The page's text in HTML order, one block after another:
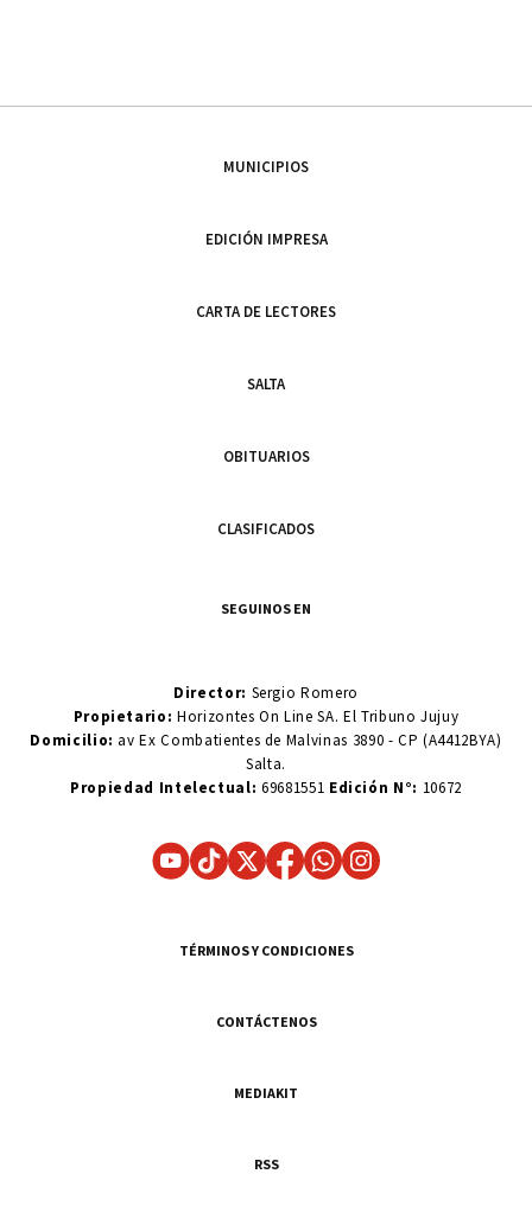
MUNICIPIOS
EDICIÓN IMPRESA
CARTA DE LECTORES
SALTA
OBITUARIOS
CLASIFICADOS
SEGUINOS EN
Director: Sergio Romero
Propietario:Horizontes On Line SA. El Tribuno Jujuy
Domicilio: av Ex Combatientes de Malvinas 3890 - CP (A4412BYA)
Salta.
Propiedad Intelectual: 69681551 Edición N°: 10672
TÉRMINOS Y CONDICIONES
CONTÁCTENOS
MEDIAKIT
RSS